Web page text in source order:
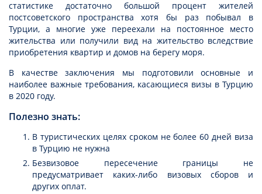
статистике достаточно большой процент жителей
постсоветского пространства хотя бы раз побывал в
Турции, а многие уже переехали на постоянное место
жительства или получили вид на жительство вследствие
приобретения квартир и домов на берегу моря.
В качестве заключения мы подготовили основные и
наиболее важные требования, касающиеся визы в Турцию
в 2020 году.
Полезно знать:
В туристических целях сроком не более 60 дней виза
в Турцию не нужна
Безвизовое пересечение границы не
предусматривает каких-либо визовых сборов и
других оплат.